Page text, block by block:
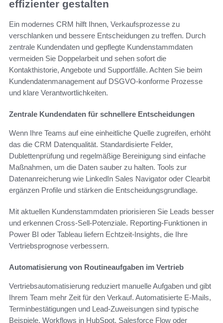
effizienter gestalten
Ein modernes CRM hilft Ihnen, Verkaufsprozesse zu
verschlanken und bessere Entscheidungen zu treffen. Durch
zentrale Kundendaten und gepflegte Kundenstammdaten
vermeiden Sie Doppelarbeit und sehen sofort die
Kontakthistorie, Angebote und Supportfälle. Achten Sie beim
Kundendatenmanagement auf DSGVO-konforme Prozesse
und klare Verantwortlichkeiten.
Zentrale Kundendaten für schnellere Entscheidungen
Wenn Ihre Teams auf eine einheitliche Quelle zugreifen, erhöht
das die CRM Datenqualität. Standardisierte Felder,
Dublettenprüfung und regelmäßige Bereinigung sind einfache
Maßnahmen, um die Daten sauber zu halten. Tools zur
Datenanreicherung wie LinkedIn Sales Navigator oder Clearbit
ergänzen Profile und stärken die Entscheidungsgrundlage.
Mit aktuellen Kundenstammdaten priorisieren Sie Leads besser
und erkennen Cross-Sell-Potenziale. Reporting-Funktionen in
Power BI oder Tableau liefern Echtzeit-Insights, die Ihre
Vertriebsprognose verbessern.
Automatisierung von Routineaufgaben im Vertrieb
Vertriebsautomatisierung reduziert manuelle Aufgaben und gibt
Ihrem Team mehr Zeit für den Verkauf. Automatisierte E-Mails,
Terminbestätigungen und Lead-Zuweisungen sind typische
Beispiele. Workflows in HubSpot, Salesforce Flow oder